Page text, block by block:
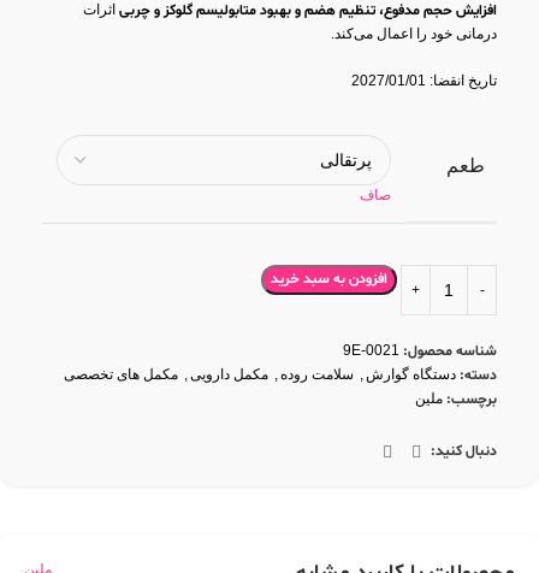
افزایش حجم مدفوع، تنظیم هضم و بهبود متابولیسم گلوکز و چربی اثرات
درمانی خود را اعمال می‌کند.
تاریخ انقضا: 2027/01/01
طعم
صاف
افزودن به سبد خرید
شناسه محصول: 9E-0021
دسته: دستگاه گوارش, سلامت روده, مکمل دارویی, مکمل های تخصصی
برچسب: ملین
دنبال کنید:
ملین